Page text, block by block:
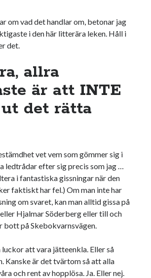
om vad det handlar om, betonar jag
i den här litterära leken. Håll i
det.
allra
är att INTE
det rätta
vet vem som gömmer sig i
ledtrådar efter sig precis som jag …
i fantastiska gissningar när den
faktiskt har fel.) Om man inte har
om svaret, kan man alltid gissa på
Hjalmar Söderberg eller till och
bott på Skebokvarnsvägen.
luckor att vara jätteenkla. Eller så
Kanske är det tvärtom så att alla
och rent av hopplösa. Ja. Eller nej.